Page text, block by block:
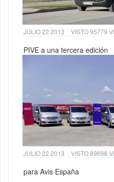
JULIO 22 2013 VISTO 95779
PIVE a una tercera edición
JULIO 22 2013 VISTO 89698
para Avis España